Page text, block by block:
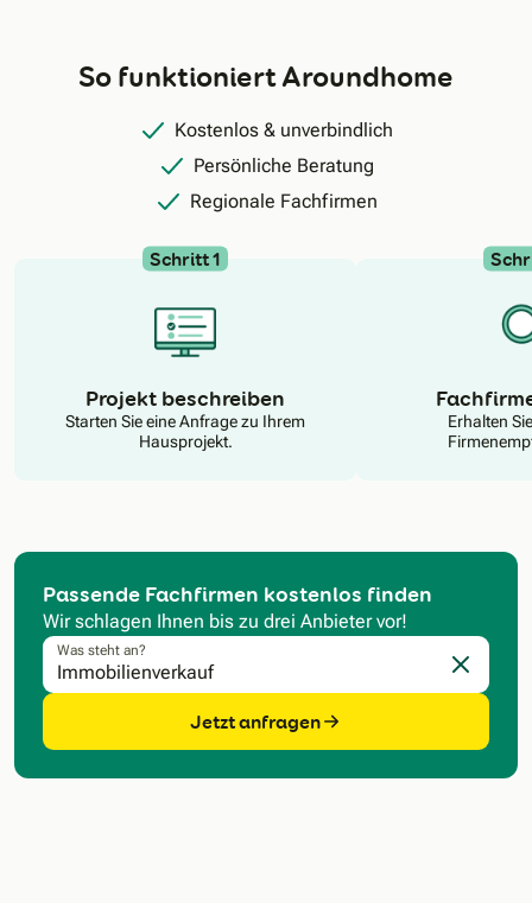
So funktioniert Aroundhome
Kostenlos & unverbindlich
Persönliche Beratung
Regionale Fachfirmen
Schritt 1
Projekt beschreiben
Starten Sie eine Anfrage zu Ihrem
Hausprojekt.
Erhalten
Passende Fachfirmen kostenlos finden
Wir schlagen Ihnen bis zu drei Anbieter vor!
Was steht an?
Eingabe
Jetzt anfragen